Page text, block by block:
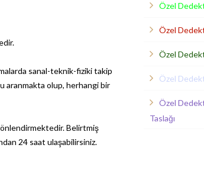
sanal-teknik-fiziki takip
aranmakta olup, herhangi bir
yönlendirmektedir. Belirtmiş
24 saat ulaşabilirsiniz.
Özel
Özel
Özel
Özel
Özel
Taslağı